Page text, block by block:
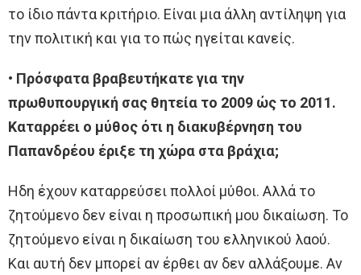
το ίδιο πάντα κριτήριο. Είναι μια άλλη αντίληψη για
την πολιτική και για το πώς ηγείται κανείς.
• Πρόσφατα βραβευτήκατε για την
πρωθυπουργική σας θητεία το 2009 ώς το 2011.
Καταρρέει ο μύθος ότι η διακυβέρνηση του
Παπανδρέου έριξε τη χώρα στα βράχια;
Ηδη έχουν καταρρεύσει πολλοί μύθοι. Αλλά το
ζητούμενο δεν είναι η προσωπική μου δικαίωση. Το
ζητούμενο είναι η δικαίωση του ελληνικού λαού.
Και αυτή δεν μπορεί αν έρθει αν δεν αλλάξουμε. Αν